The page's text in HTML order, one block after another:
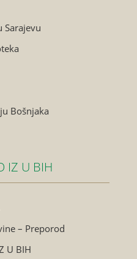
Sarajevu
Bošnjaka
IZ U BIH
– Preporod
U BIH